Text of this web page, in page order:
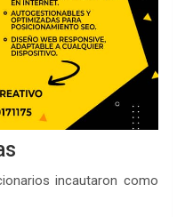
incautaron como